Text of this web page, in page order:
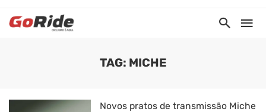
TAG: MICHE
Novos pratos de transmissão Miche